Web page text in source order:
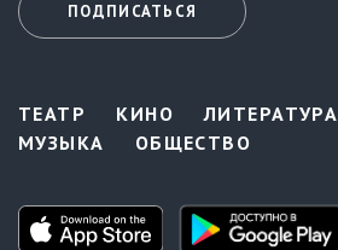
ПОДПИСАТЬСЯ
ТЕАТР КИНО ЛИТЕРАТУРА
МУЗЫКА
ОБЩЕСТВО